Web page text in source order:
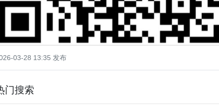
03-28 13:35 发布
门搜索